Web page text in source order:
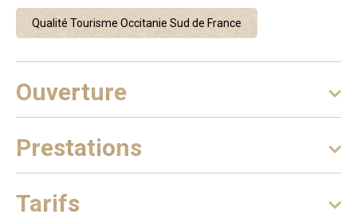
duo au coeur de la grotte à 50 mètres sous terre, dans un
environnement magique composé de stalactites
transparente de 3,50 mètres de haut et de 25m2
Bien au chaud, la pyramide abritera confortablement votre
Qualité Tourisme Occitanie Sud de France
Ouverture
Prestations
Tarifs